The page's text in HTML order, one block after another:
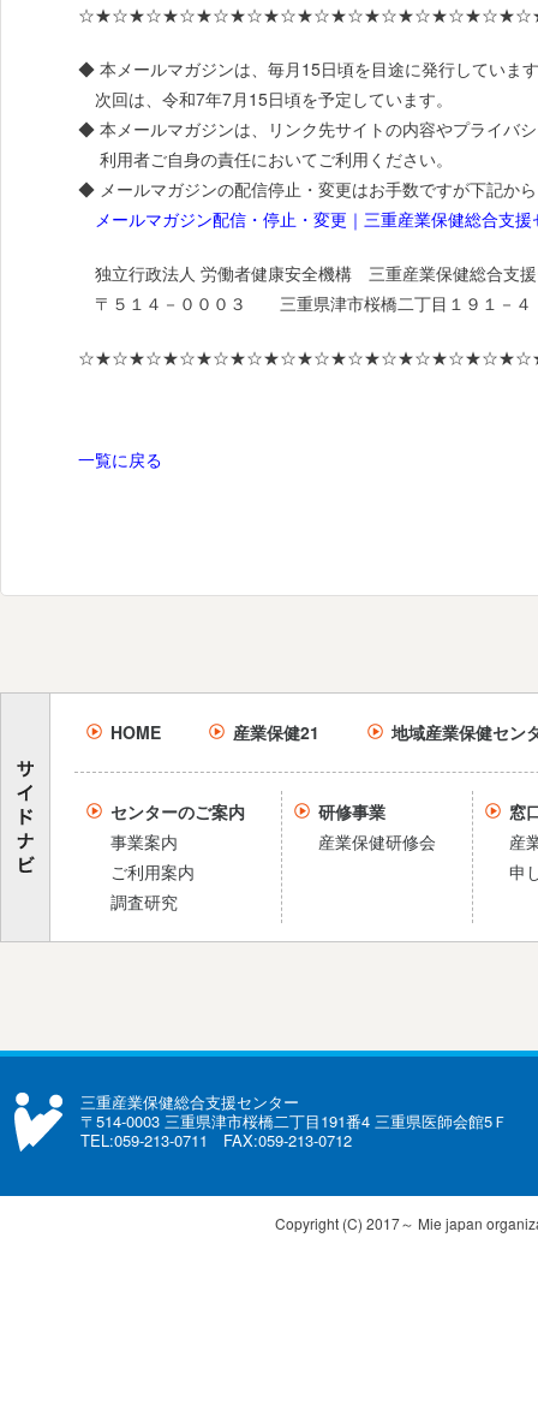
◆ 本メールマガジンは、毎月15日頃を目途に発行していま
次回は、令和7年7月15日頃を予定しています。
◆ 本メールマガジンは、リンク先サイトの内容やプライバ
利用者ご自身の責任においてご利用ください。
◆ メールマガジンの配信停止・変更はお手数ですが下記か
メールマガジン配信・停止・変更｜三重産業保健総合支
独立行政法人 労働者健康安全機構 三重産業保健総合支
〒５１４－０００３ 三重県津市桜橋二丁目１９１－
一覧に戻る
HOME 産業保健21 地域産業保健セン
センターのご案内
事業案内
ご利用案内
調査研究
研修事業
産業保健研修会
窓
産
申
三重産業保健総合支援センター
〒514-0003 三重県津市桜橋二丁目191番4 三重県医師会館5Ｆ
TEL:059-213-0711 FAX:059-213-0712
Copyright (C) 2017～ Mie japan